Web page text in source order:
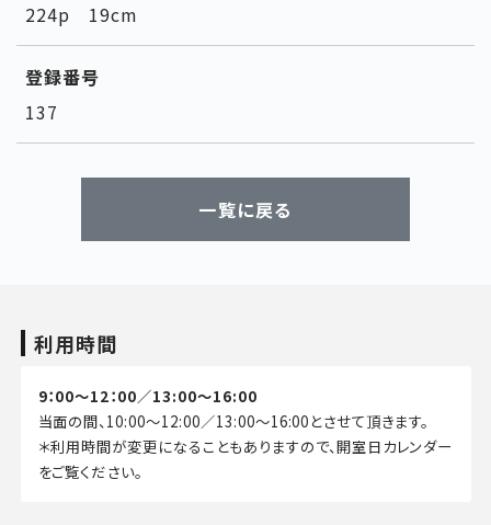
224p 19cm
登録番号
137
一覧に戻る
利用時間
9：00～12：00／13:00～16:00
当面の間、10:00～12:00／13:00～16:00とさせて頂きます。
＊利用時間が変更になることもありますので、開室日カレンダー
をご覧ください。